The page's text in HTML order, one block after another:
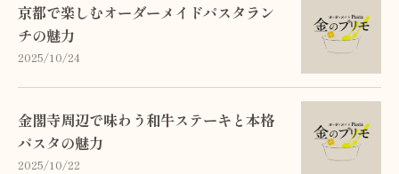
京都で楽しむオーダーメイドパスタラン
チの魅力
2025/10/24
金閣寺周辺で味わう和牛ステーキと本格
パスタの魅力
2025/10/22